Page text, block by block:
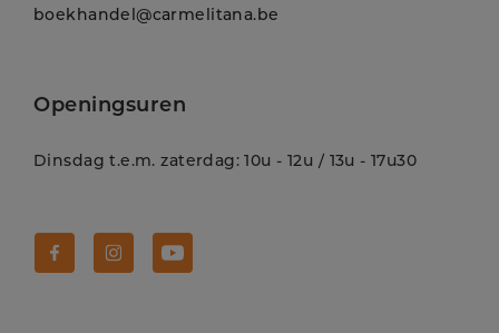
boekhandel@carmelitana.be
Openingsuren
Dinsdag t.e.m. zaterdag: 10u - 12u / 13u - 17u30